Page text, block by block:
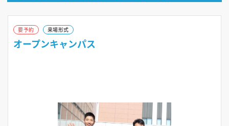
要予約 来場形式
オープンキャンパス